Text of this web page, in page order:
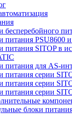
бесперебойного
питания PSU8600
питания SITOP в
питания для AS-
питания серии
питания серии
питания серии
блоки